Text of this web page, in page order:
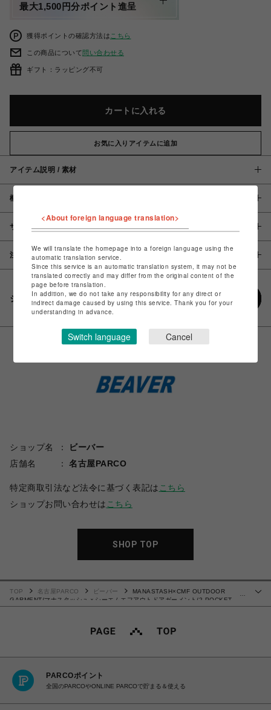
最大1,500円分ポイント進呈
獲得ポイントの確認方法は こちら
この商品について問い合わせる
ギフト：ラッピング不可
カートに入れる
お気に入りアイテムに追加
アイテム説明 / 素材
概要
サイズ
注意事項
シェアする
ショップ名
ビーバー
店舗名
名古屋PARCO
特定商取引法など法令に基づく表記は こちら
ショップお問い合わせは こちら
SHOP TOP
…
TOP 名古屋PARCO ビーバー
MANASTASH×CMF OUTDOOR
GARMENT/マナスタッシュｘシーエムエフアウトドアガーメント/2 POCKET
SLOW DRY TEE Tシャツ
PARCOポイント
全国のPARCOやONLINE PARCOで貯まる＆使える
<About foreign language translation>
We will translate the homepage into a foreign language using the
automatic translation service.
Since this service is an automatic translation system, it may not be
translated correctly and may differ from the original content of the
page before translation.
In addition, we do not take any responsibility for any direct or
indirect damage caused by using this service. Thank you for your
understanding in advance.
Switch language Cancel